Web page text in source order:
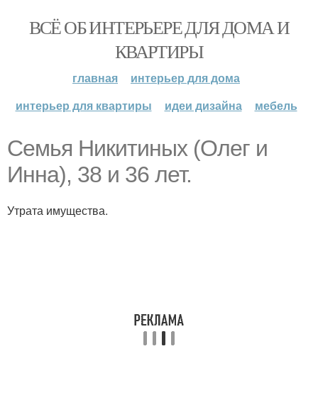
ВСЁ ОБ ИНТЕРЬЕРЕ ДЛЯ ДОМА И
КВАРТИРЫ
главная
интерьер для дома
интерьер для квартиры
идеи дизайна мебель
Семья Никитиных (Олег и
Инна), 38 и 36 лет.
Утрата имущества.